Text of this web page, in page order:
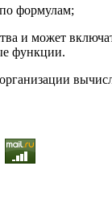
формулам;
и может
функции.